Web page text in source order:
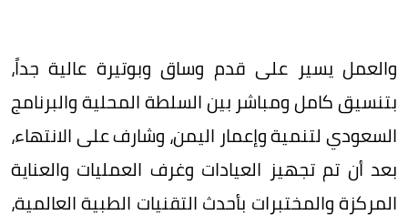
والعمل يسير على قدم وساق وبوتيرة عالية جداً،
بتنسيق كامل ومباشر بين السلطة المحلية والبرنامج
السعودي لتنمية وإعمار اليمن، وشارف على الانتهاء،
بعد أن تم تجهيز العيادات وغرف العمليات والعناية
المركزة والمختبرات بأحدث التقنيات الطبية العالمية،